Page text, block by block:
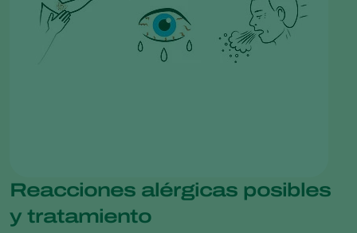
Reacciones alérgicas posibles
y tratamiento